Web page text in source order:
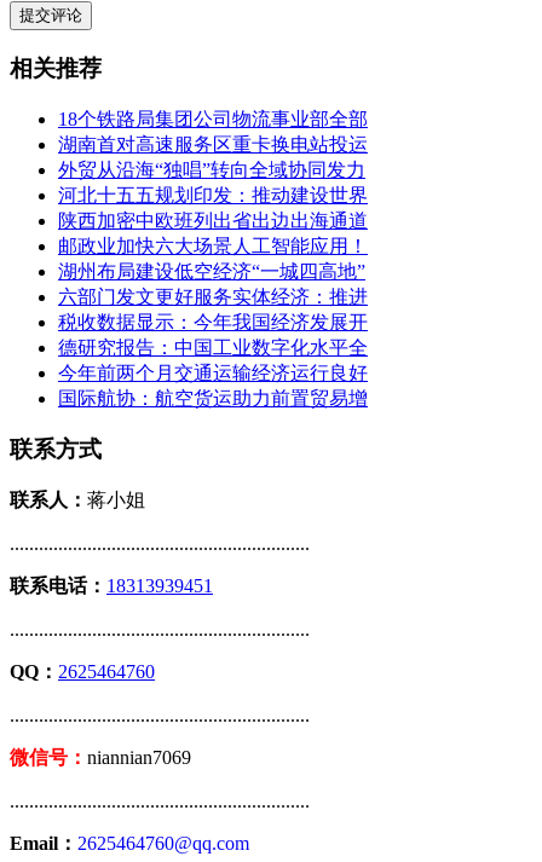
相关推荐
18个铁路局集团公司物流事业部全部
湖南首对高速服务区重卡换电站投运
外贸从沿海“独唱”转向全域协同发力
河北十五五规划印发：推动建设世界
陕西加密中欧班列出省出边出海通道
邮政业加快六大场景人工智能应用！
湖州布局建设低空经济“一城四高地”
六部门发文更好服务实体经济：推进
税收数据显示：今年我国经济发展开
德研究报告：中国工业数字化水平全
今年前两个月交通运输经济运行良好
国际航协：航空货运助力前置贸易增
联系方式
联系人： 蒋小姐
..............................................................
联系电话： 18313939451
..............................................................
QQ： 2625464760
..............................................................
微信号： niannian7069
..............................................................
Email： 2625464760@qq.com